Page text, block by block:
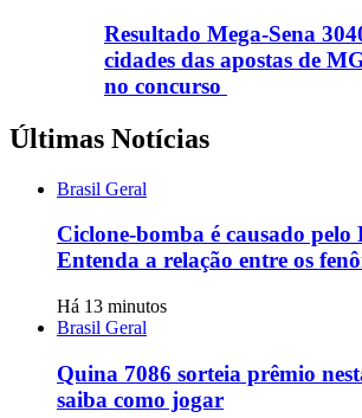
Resultado Mega-Sena
cidades das apostas de
no concurso
Últimas Notícias
Brasil Geral
Ciclone-bomba é causado pelo
Entenda a relação entre os
Há 13 minutos
Brasil Geral
Quina 7086 sorteia prêmio
saiba como jogar